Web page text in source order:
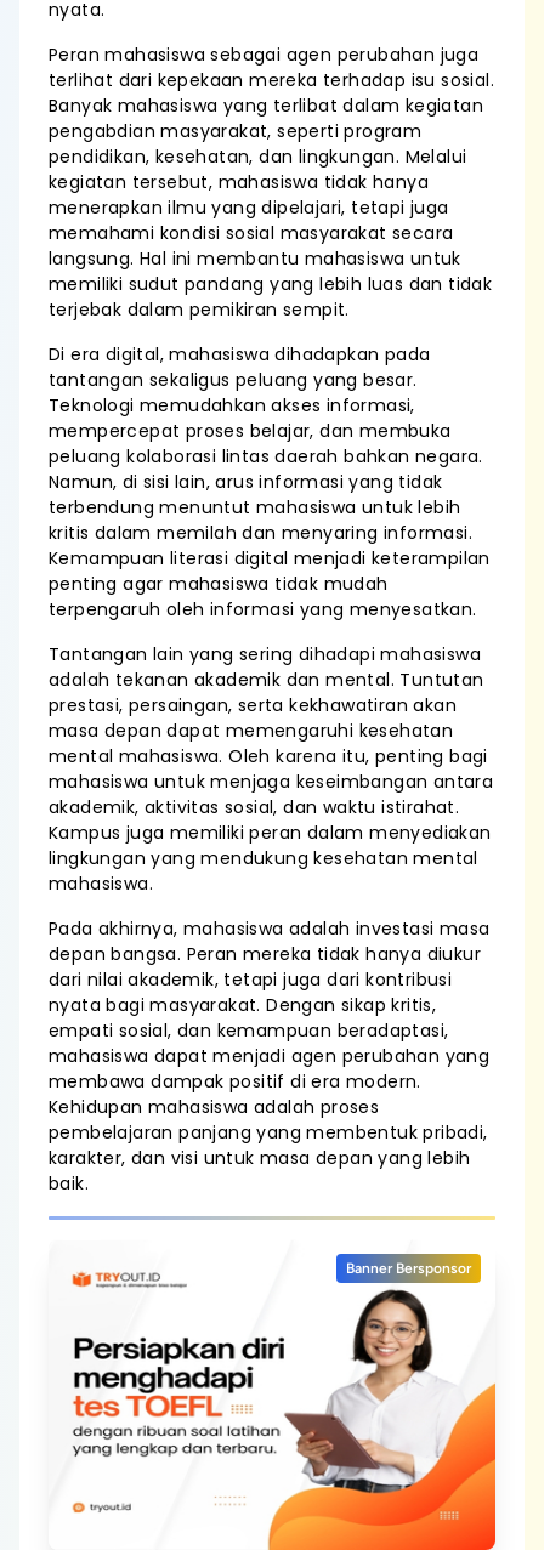
nyata.
Peran mahasiswa sebagai agen perubahan juga
terlihat dari kepekaan mereka terhadap isu sosial.
Banyak mahasiswa yang terlibat dalam kegiatan
pengabdian masyarakat, seperti program
pendidikan, kesehatan, dan lingkungan. Melalui
kegiatan tersebut, mahasiswa tidak hanya
menerapkan ilmu yang dipelajari, tetapi juga
memahami kondisi sosial masyarakat secara
langsung. Hal ini membantu mahasiswa untuk
memiliki sudut pandang yang lebih luas dan tidak
terjebak dalam pemikiran sempit.
Di era digital, mahasiswa dihadapkan pada
tantangan sekaligus peluang yang besar.
Teknologi memudahkan akses informasi,
mempercepat proses belajar, dan membuka
peluang kolaborasi lintas daerah bahkan negara.
Namun, di sisi lain, arus informasi yang tidak
terbendung menuntut mahasiswa untuk lebih
kritis dalam memilah dan menyaring informasi.
Kemampuan literasi digital menjadi keterampilan
penting agar mahasiswa tidak mudah
terpengaruh oleh informasi yang menyesatkan.
Tantangan lain yang sering dihadapi mahasiswa
adalah tekanan akademik dan mental. Tuntutan
prestasi, persaingan, serta kekhawatiran akan
masa depan dapat memengaruhi kesehatan
mental mahasiswa. Oleh karena itu, penting bagi
mahasiswa untuk menjaga keseimbangan antara
akademik, aktivitas sosial, dan waktu istirahat.
Kampus juga memiliki peran dalam menyediakan
lingkungan yang mendukung kesehatan mental
mahasiswa.
Pada akhirnya, mahasiswa adalah investasi masa
depan bangsa. Peran mereka tidak hanya diukur
dari nilai akademik, tetapi juga dari kontribusi
nyata bagi masyarakat. Dengan sikap kritis,
empati sosial, dan kemampuan beradaptasi,
mahasiswa dapat menjadi agen perubahan yang
membawa dampak positif di era modern.
Kehidupan mahasiswa adalah proses
pembelajaran panjang yang membentuk pribadi,
karakter, dan visi untuk masa depan yang lebih
baik.
Banner Bersponsor